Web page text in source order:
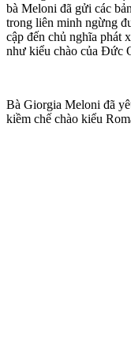
bà Meloni đã gửi các
trong liên minh ngừng
cập đến chủ nghĩa phá‌t
như kiểu chào của Đức
Bà Giorgia Meloni đã
kiềm chế chào kiểu